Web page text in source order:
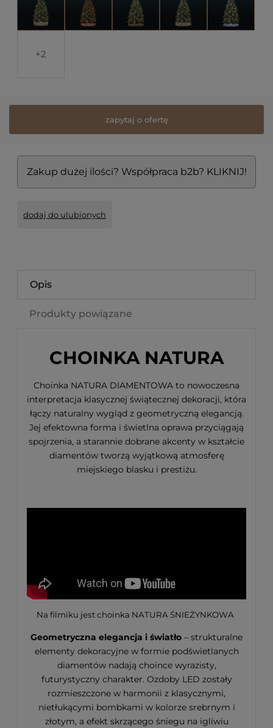
2
zapytaj o ofertę
Zakup dużej ilości? Współpraca b2b? KLIKNIJ!
dodaj do ulubionych
Opis
Produkty powiązane
CHOINKA NATURA
Choinka NATURA DIAMENTOWA to nowoczesna
interpretacja klasycznej świątecznej dekoracji, która
łączy naturalny wygląd z geometryczną elegancją.
Jej efektowna forma i świetlna oprawa przyciągają
spojrzenia, a starannie dobrane akcenty w kształcie
diamentów tworzą wyjątkową atmosferę
miejskiego blasku i prestiżu.
Na filmiku jest choinka NATURA ŚNIEŻYNKOWA
Geometryczna elegancja i światło – strukturalne
elementy dekoracyjne w formie podświetlanych
diamentów nadają choince wyrazisty,
futurystyczny charakter. Ozdoby LED zostały
rozmieszczone w harmonii z klasycznymi,
nietłukącymi bombkami w kolorze srebrnym i
złotym, a efekt skrzącego śniegu na igliwiu